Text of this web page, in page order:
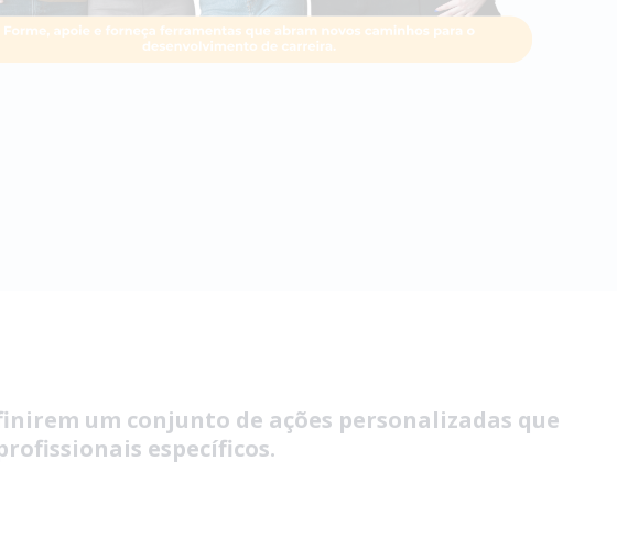
um conjunto de ações personalizadas que
específicos.